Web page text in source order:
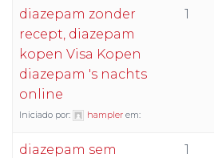
diazepam zonder
recept, diazepam
kopen Visa Kopen
diazepam 's nachts
online
Iniciado por: hampler em:
1
diazepam sem
1